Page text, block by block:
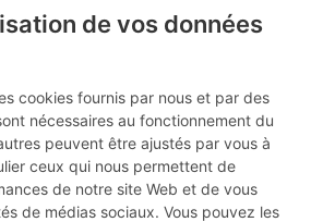
Valais Mont-Blanc
de vos données
cookies fournis par nous et par des
nécessaires au fonctionnement du
peuvent être ajustés par vous à
ceux qui nous permettent de
de notre site Web et de vous
de médias sociaux. Vous pouvez les